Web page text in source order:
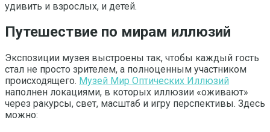
удивить и взрослых, и детей.
Путешествие по мирам иллюзий
Экспозиции музея выстроены так, чтобы каждый гость
стал не просто зрителем, а полноценным участником
происходящего. Музей Мир Оптических Иллюзий
наполнен локациями, в которых иллюзии «оживают»
через ракурсы, свет, масштаб и игру перспективы. Здесь
можно: